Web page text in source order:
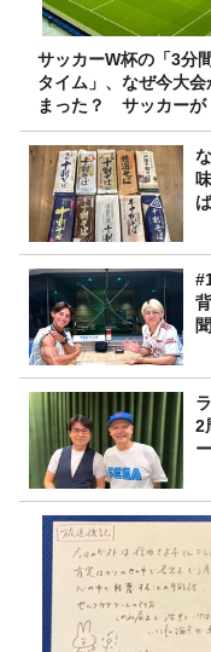
サッカーW杯の「3分
タイム」、なぜ今大会
まった？ サッカーが
金」に変わる仕組み
2